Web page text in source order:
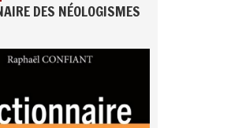
DES NÉOLOGISMES